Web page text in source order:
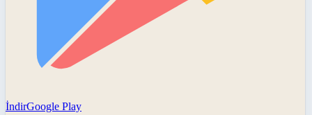
İndirGoogle Play